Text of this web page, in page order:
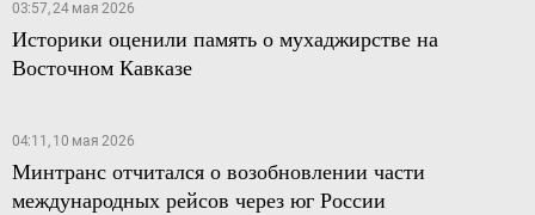
03:57, 24 мая 2026
Историки оценили память о мухаджирстве на
Восточном Кавказе
04:11, 10 мая 2026
Минтранс отчитался о возобновлении части
международных рейсов через юг России